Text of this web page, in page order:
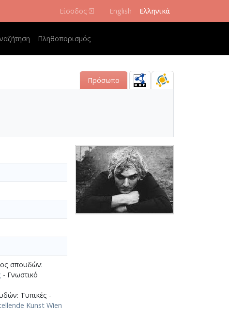
Είσοδος English Ελληνικά
navigationΠληθοπορισμός
Πρόσωπο
σπουδών:
- Γνωστικό
Τυπικές -
Kunst Wien